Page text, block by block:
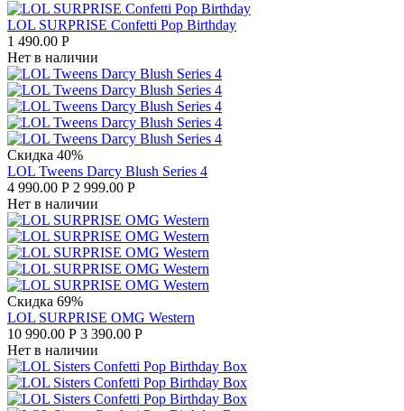
LOL SURPRISE Confetti Pop Birthday
1 490.00 Р
Нет в наличии
Скидка 40%
LOL Tweens Darcy Blush Series 4
4 990.00 Р 2 999.00 Р
Нет в наличии
Скидка 69%
LOL SURPRISE OMG Western
10 990.00 Р 3 390.00 Р
Нет в наличии